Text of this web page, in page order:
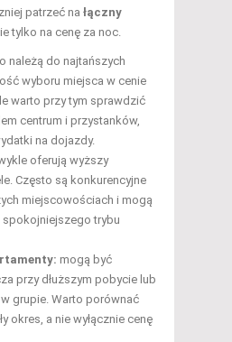
patrzeć na łączny
tylko na cenę za noc.
należą do najtańszych
wyboru miejsca w cenie
warto przy tym sprawdzić
centrum i przystanków,
na dojazdy.
oferują wyższy
Często są konkurencyjne
miejscowościach i mogą
spokojniejszego trybu
mogą być
przy dłuższym pobycie lub
grupie. Warto porównać
okres, a nie wyłącznie cenę